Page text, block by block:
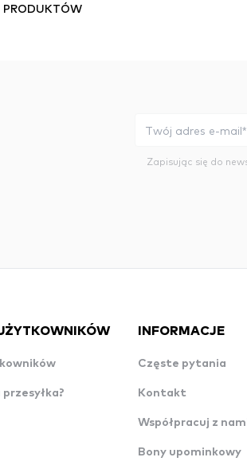
PRODUKTÓW
Zapisując się do
INFORMACJE
Częste pytania
Kontakt
Współpracuj z
Bony upominkowy